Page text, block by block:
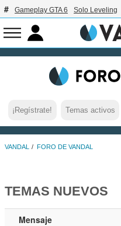
Gameplay GTA 6 Solo Leveling
¡Regístrate! Temas activos
VANDAL FORO DE VANDAL
TEMAS NUEVOS
Mensaje